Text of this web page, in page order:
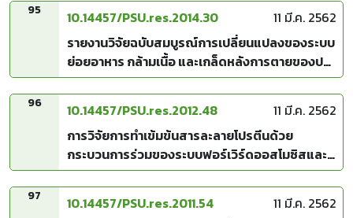
95 10.14457/PSU.res.2014.30
11 มี.ค. 2562
รายงานวิจัยฉบับสมบูรณ์การเปลี่ยนแปลงของระบบ
ย่อยอาหาร กล้ามเนื้อ และเกล็ดหลังการตายของปลา
นิล (Oreochromis niloticus)
96 10.14457/PSU.res.2012.48
11 มี.ค. 2562
การวิจัยการทำเข้มข้นสารละลายโปรตีนด้วย
กระบวนการร่วมของระบบฟอร์เวิร์ดออสโมซิสและ
การกลั่นผ่านเมมเบรน
97 10.14457/PSU.res.2011.54
11 มี.ค. 2562